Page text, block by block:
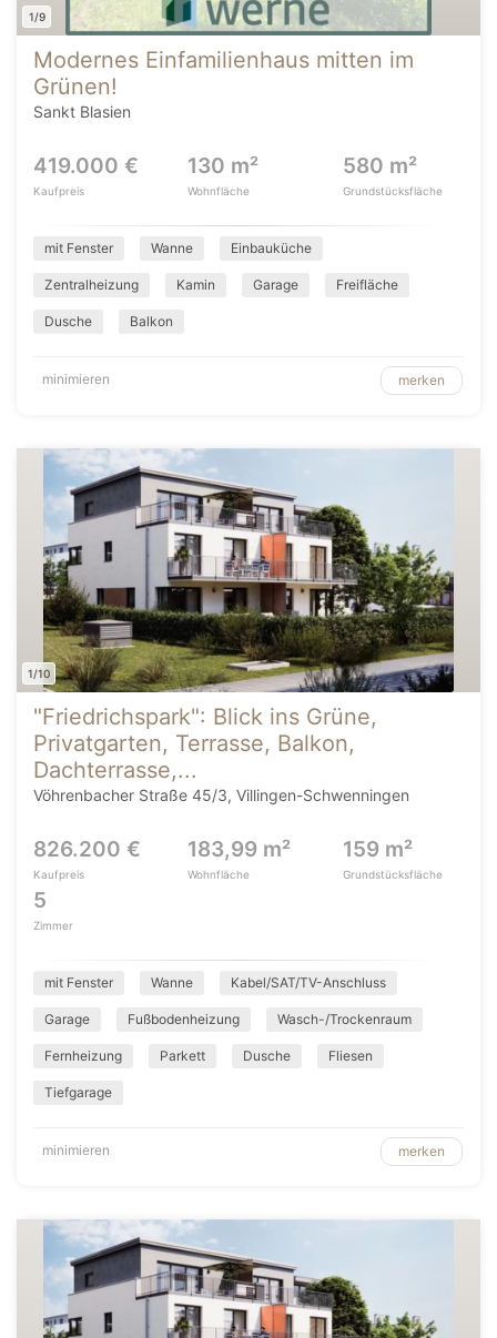
1/9
Modernes Einfamilienhaus mitten im
Grünen!
Sankt Blasien
419.000 €
Kaufpreis
130 m²
Wohnfläche
580 m²
Grundstücksfläche
mit Fenster Wanne Einbauküche
Zentralheizung Kamin Garage Freifläche
Dusche Balkon
minimieren merken
1/10
"Friedrichspark": Blick ins Grüne,
Privatgarten, Terrasse, Balkon,
Dachterrasse,...
Vöhrenbacher Straße 45/3, Villingen-Schwenningen
826.200 €
Kaufpreis
183,99 m²
Wohnfläche
159 m²
Grundstücksfläche
5
Zimmer
mit Fenster Wanne Kabel/SAT/TV-Anschluss
Garage Fußbodenheizung Wasch-/Trockenraum
Fernheizung Parkett Dusche Fliesen
Tiefgarage
minimieren merken